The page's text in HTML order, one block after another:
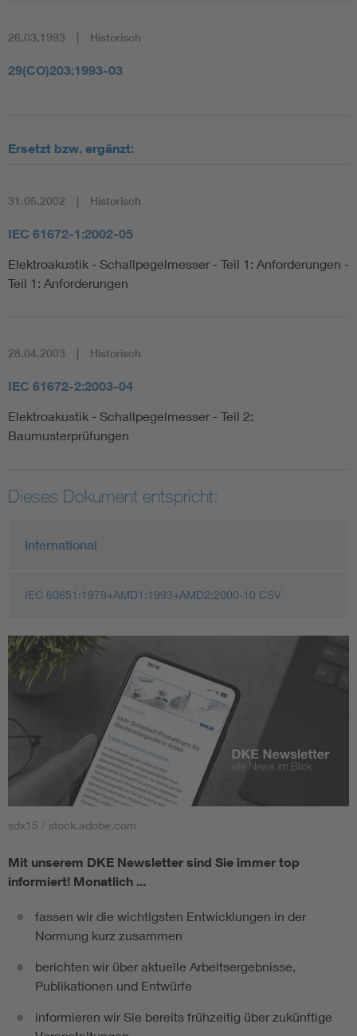
26.03.1993 Historisch
29(CO)203:1993-03
Ersetzt bzw. ergänzt:
31.05.2002 Historisch
IEC 61672-1:2002-05
Elektroakustik - Schallpegelmesser - Teil 1: Anforderungen -
Teil 1: Anforderungen
28.04.2003 Historisch
IEC 61672-2:2003-04
Elektroakustik - Schallpegelmesser - Teil 2:
Baumusterprüfungen
Dieses Dokument entspricht:
International
IEC 60651:1979+AMD1:1993+AMD2:2000-10 CSV
sdx15 / stock.adobe.com
Mit unserem DKE Newsletter sind Sie immer top
informiert! Monatlich ...
fassen wir die wichtigsten Entwicklungen in der
Normung kurz zusammen
berichten wir über aktuelle Arbeitsergebnisse,
Publikationen und Entwürfe
informieren wir Sie bereits frühzeitig über zukünftige